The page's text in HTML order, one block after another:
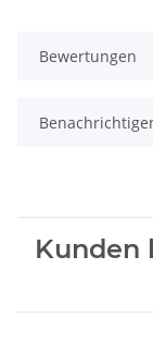
Bewertungen
Kunden